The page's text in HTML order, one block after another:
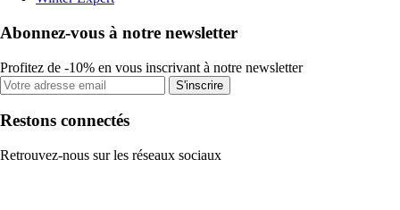
Abonnez-vous à notre newsletter
Profitez de -10% en vous inscrivant à notre newsletter
S'inscrire
Restons connectés
Retrouvez-nous sur les réseaux sociaux